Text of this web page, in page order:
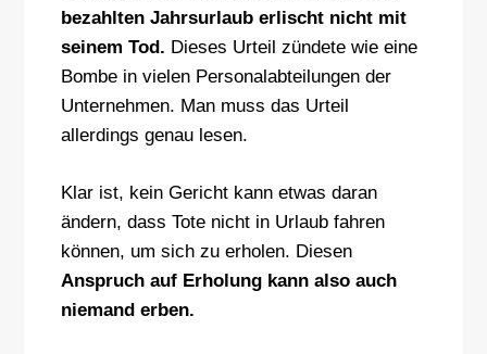
bezahlten Jahrsurlaub erlischt nicht mit
seinem Tod. Dieses Urteil zündete wie eine
Bombe in vielen Personalabteilungen der
Unternehmen. Man muss das Urteil
allerdings genau lesen.
Klar ist, kein Gericht kann etwas daran
ändern, dass Tote nicht in Urlaub fahren
können, um sich zu erholen. Diesen
Anspruch auf Erholung kann also auch
niemand erben.